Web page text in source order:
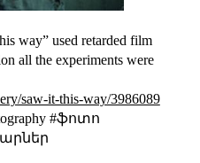
way” used retarded film
all the experiments were
saw-it-this-way/3986089
#ֆոտո